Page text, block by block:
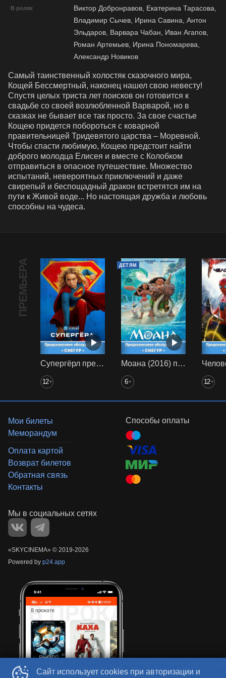
В ролях
Виктор Добронравов, Екатерина Тарасова,
Владимир Сычев, Ирина Савина, Антон
Эльдаров, Варвара Чабан, Иван Агапов,
Роман Артемьев, Ирина Пономарева,
Александр Новиков
Самый таинственный холостяк сказочного мира,
Кощей Бессмертный, наконец нашел свою невесту!
Спустя целых триста лет поисков он готовится к
свадьбе со своей возлюбленной Варварой, но в
сказках не бывает все так просто. За свое счастье
Кощею придется побороться с коварной
правительницей Тридевятого царства – Моревной.
Чтобы спасти любимую, Кощею предстоит найти
доброго молодца Елисея и вместе с Колобком
отправиться в опасное путешествие. Множество
испытаний, невероятных приключений и даже
свирепый и беспощадный дракон встретятся им на
пути к Живой воде... Но настоящая дружба и любовь
способны на чудеса.
ПРЕМЬЕРА
Супергёрл предс. обсл. Снегур
12+
ДЕТЯМ
Моана (2016) предс. обсл. Снегур
6+ 12+
Сайт использует cookies при авторизации и
Мои билеты
Меморандум
Оплата картой
Возврат билетов
Обратная связь
Контакты
Способы оплаты
«‎SKYCINEMA» © 2019-2026
Powered by p24.app